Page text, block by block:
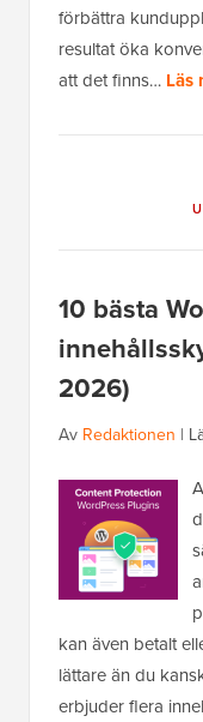
förbättra
resultat öka
att det finns… Läs
10 bästa
2026)
Av Redaktionen |
kan även betalt
lättare än du
erbjuder flera